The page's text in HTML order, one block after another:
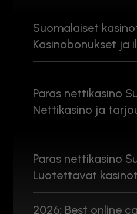
Suomalaiset
Kasinobonukset ja
Paras nettikasino
Nettikasino ja
Paras nettikasino
Luotettavat
2026: Best online